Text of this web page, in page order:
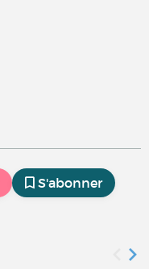
S'abonner